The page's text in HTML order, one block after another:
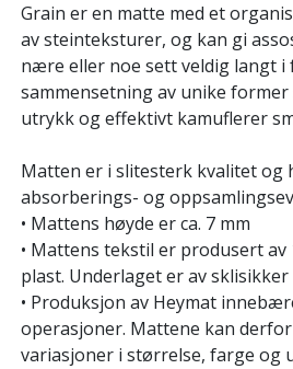
Grain er en matte med et
av steinteksturer, og kan gi
nære eller noe sett veldig langt i
sammensetning av unike
utrykk og effektivt kamuflerer
Matten er i slitesterk kvalitet og
absorberings- og
• Mattens høyde er ca. 7 mm
• Mattens tekstil er produsert
plast. Underlaget er av
• Produksjon av Heymat
operasjoner. Mattene kan
variasjoner i størrelse, farge og